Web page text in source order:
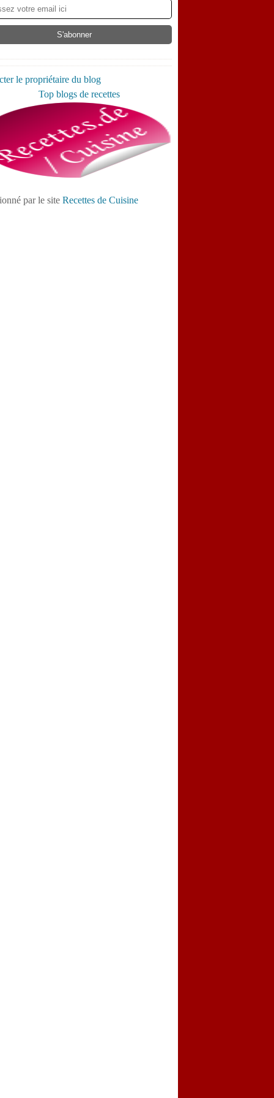
le propriétaire du blog
par le site Recettes de Cuisine